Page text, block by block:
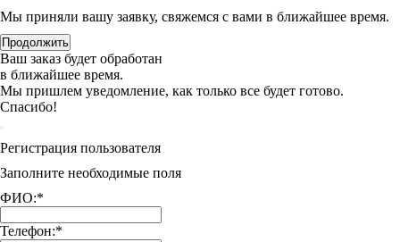
Мы приняли вашу заявку, свяжемся с вами в ближайшее время.
Продолжить
Ваш заказ будет обработан
в ближайшее время.
Мы пришлем уведомление, как только все будет готово.
Спасибо!
Регистрация пользователя
Заполните необходимые поля
ФИО:*
Телефон:*